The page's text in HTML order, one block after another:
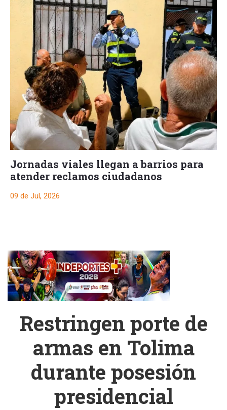
Jornadas viales llegan a barrios para
atender reclamos ciudadanos
09 de Jul, 2026
Restringen porte de
armas en Tolima
durante posesión
presidencial